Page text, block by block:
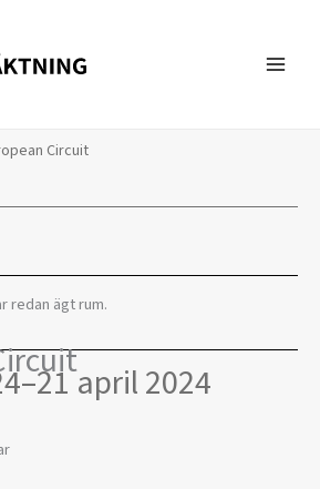
Circuit
redan ägt rum.
–21 april 2024